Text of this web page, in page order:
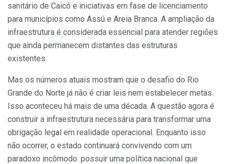
sanitário de Caicó e iniciativas em fase de licenciamento
para municípios como Assú e Areia Branca. A ampliação da
infraestrutura é considerada essencial para atender regiões
que ainda permanecem distantes das estruturas
existentes.
Mas os números atuais mostram que o desafio do Rio
Grande do Norte já não é criar leis nem estabelecer metas.
Isso aconteceu há mais de uma década. A questão agora é
construir a infraestrutura necessária para transformar uma
obrigação legal em realidade operacional. Enquanto isso
não ocorrer, o estado continuará convivendo com um
paradoxo incômodo: possuir uma política nacional que